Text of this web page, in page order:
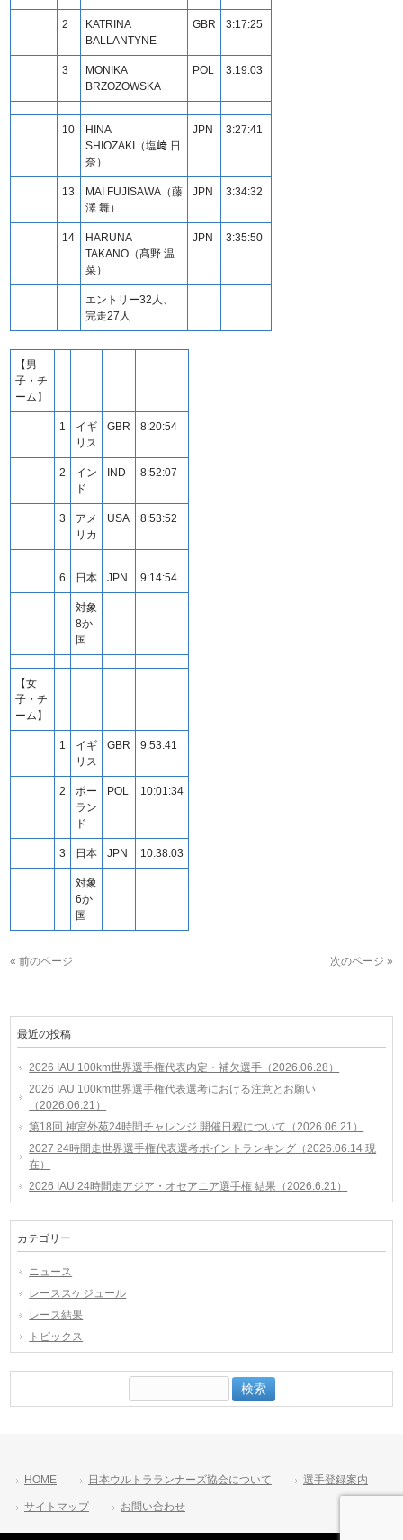
2
KATRINA
BALLANTYNE
GBR 3:17:25
3
MONIKA
BRZOZOWSKA
POL 3:19:03
10
HINA
SHIOZAKI（塩﨑 日
奈）
JPN 3:27:41
13
MAI FUJISAWA（藤
澤 舞）
JPN 3:34:32
14
HARUNA
TAKANO（髙野 温
菜）
JPN 3:35:50
エントリー32人、
完走27人
【男
子・チ
ーム】
1
イギ
リス
GBR 8:20:54
2
イン
ド
IND 8:52:07
3
アメ
リカ
USA 8:53:52
6 日本 JPN 9:14:54
対象
8か
国
【女
子・チ
ーム】
1
イギ
リス
GBR 9:53:41
2
ポー
ラン
ド
POL 10:01:34
3 日本 JPN 10:38:03
対象
6か
国
« 前のページ 次のページ »
最近の投稿
2026 IAU 100km世界選手権代表内定・補欠選手（2026.06.28）
2026 IAU 100km世界選手権代表選考における注意とお願い
（2026.06.21）
第18回 神宮外苑24時間チャレンジ 開催日程について（2026.06.21）
2027 24時間走世界選手権代表選考ポイントランキング（2026.06.14 現
在）
2026 IAU 24時間走アジア・オセアニア選手権 結果（2026.6.21）
カテゴリー
ニュース
レーススケジュール
レース結果
トピックス
索:
HOME 日本ウルトラランナーズ協会について 選手登録案内
サイトマップ お問い合わせ